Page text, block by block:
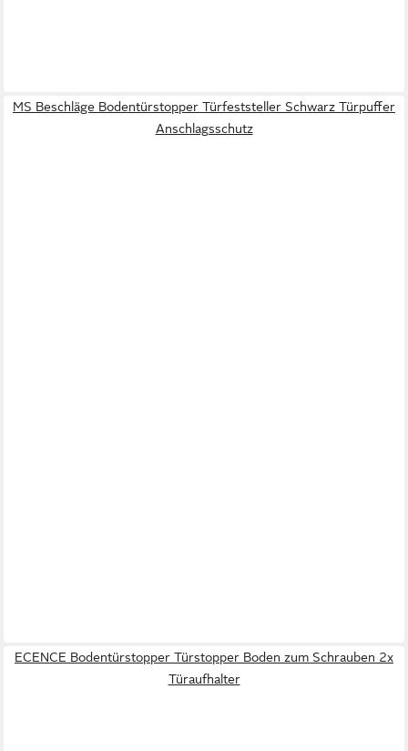
MS Beschläge Bodentürstopper Türfeststeller Schwarz Türpuffer
Anschlagsschutz
ECENCE Bodentürstopper Türstopper Boden zum Schrauben 2x
Türaufhalter